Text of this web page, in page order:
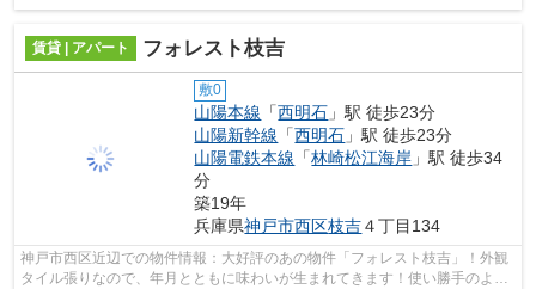
賃貸 | アパート フォレスト枝吉
敷0
山陽本線 「西明石 」駅 徒歩23分
山陽新幹線 「西明石 」駅 徒歩23分
山陽電鉄本線 「林崎松江海岸 」駅 徒歩34
分
築19年
兵庫県神戸市西区枝吉４丁目134
神戸市西区近辺での物件情報：大好評のあの物件「フォレスト枝吉」！外観
タイル張りなので、年月とともに味わいが生まれてきます！使い勝手のよい